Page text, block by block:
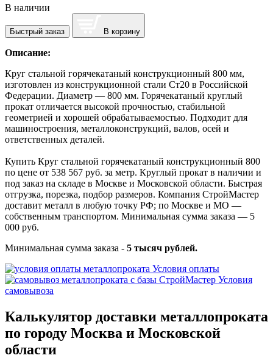
В наличии
Быстрый заказ В корзину
Описание:
Круг стальной горячекатаный конструкционный 800 мм,
изготовлен из конструкционной стали Ст20 в Российской
Федерации. Диаметр — 800 мм. Горячекатаный круглый
прокат отличается высокой прочностью, стабильной
геометрией и хорошей обрабатываемостью. Подходит для
машиностроения, металлоконструкций, валов, осей и
ответственных деталей.
Купить Круг стальной горячекатаный конструкционный 800
по цене от 538 567 руб. за метр. Круглый прокат в наличии и
под заказ на складе в Москве и Московской области. Быстрая
отгрузка, порезка, подбор размеров. Компания СтройМастер
доставит металл в любую точку РФ; по Москве и МО —
собственным транспортом. Минимальная сумма заказа — 5
000 руб.
Минимальная сумма заказа - 5 тысяч рублей.
Условия оплаты
Условия
самовывоза
Калькулятор доставки металлопроката
по городу Москва и Московской
области